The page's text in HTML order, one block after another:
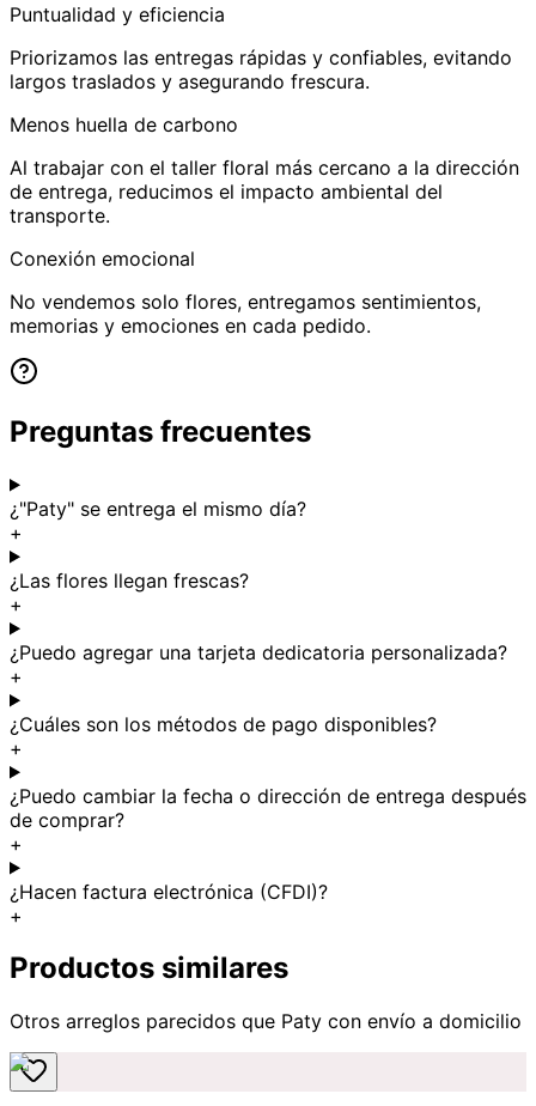
Puntualidad y eficiencia
Priorizamos las entregas rápidas y confiables, evitando
largos traslados y asegurando frescura.
Menos huella de carbono
Al trabajar con el taller floral más cercano a la dirección
de entrega, reducimos el impacto ambiental del
transporte.
Conexión emocional
No vendemos solo flores, entregamos sentimientos,
memorias y emociones en cada pedido.
Preguntas frecuentes
¿"Paty" se entrega el mismo día?
+
¿Las flores llegan frescas?
+
¿Puedo agregar una tarjeta dedicatoria personalizada?
+
¿Cuáles son los métodos de pago disponibles?
+
¿Puedo cambiar la fecha o dirección de entrega después
de comprar?
+
¿Hacen factura electrónica (CFDI)?
+
Productos similares
Otros arreglos parecidos que Paty con envío a domicilio